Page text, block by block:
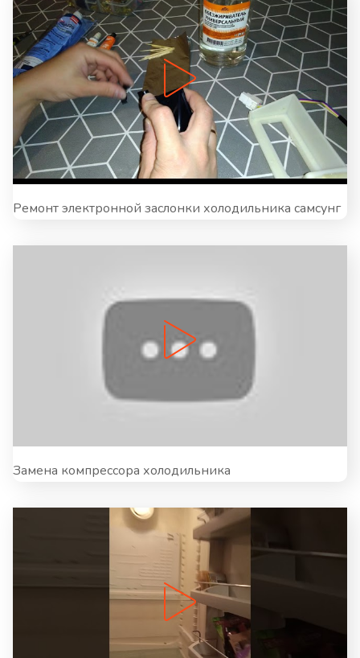
Ремонт электронной заслонки холодильника самсунг
Замена компрессора холодильника